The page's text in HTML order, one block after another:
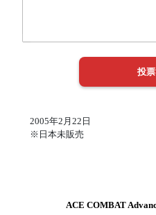
2005年2月22日
※日本未販売
ACE COMBAT